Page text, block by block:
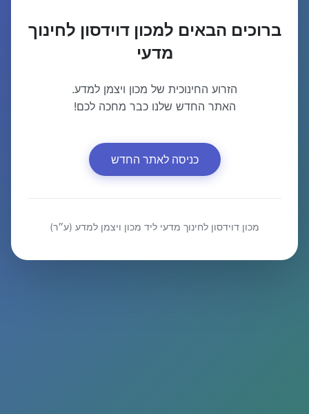
ברוכים הבאים למכון דוידסון לחינוך
מדעי
הזרוע החינוכית של מכון ויצמן למדע.
האתר החדש שלנו כבר מחכה לכם!
כניסה לאתר החדש
מכון דוידסון לחינוך מדעי ליד מכון ויצמן למדע (ע״ר)